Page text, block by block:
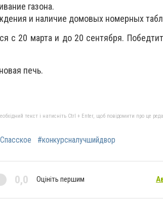
газона.
и наличие домовых номерных
с 20 марта и до 20 сентября.
печь.
текст і натисніть Ctrl + Enter, щоб повідомити про це
#конкурсналучшийдвор
0,0 Оцініть першим